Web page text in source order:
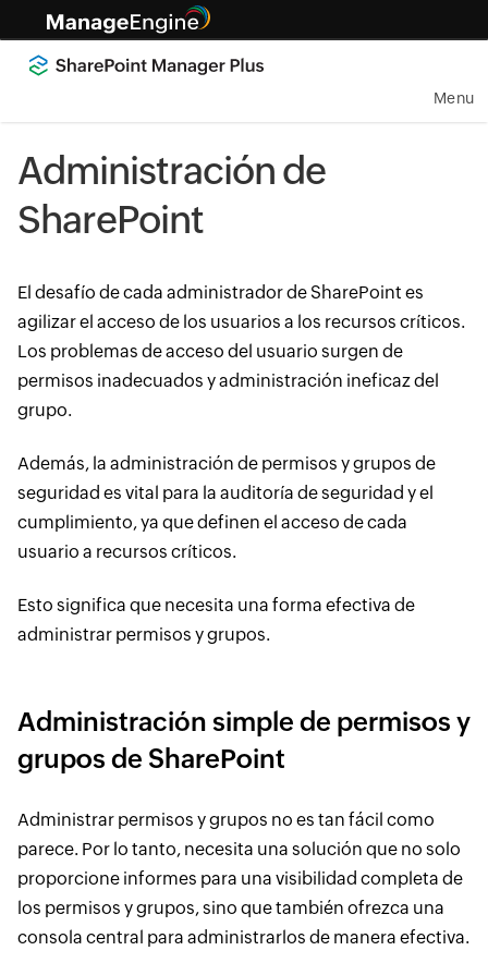
Menu
Administración de
SharePoint
El desafío de cada administrador de SharePoint es
agilizar el acceso de los usuarios a los recursos críticos.
Los problemas de acceso del usuario surgen de
permisos inadecuados y administración ineficaz del
grupo.
Además, la administración de permisos y grupos de
seguridad es vital para la auditoría de seguridad y el
cumplimiento, ya que definen el acceso de cada
usuario a recursos críticos.
Esto significa que necesita una forma efectiva de
administrar permisos y grupos.
Administración simple de permisos y
grupos de SharePoint
Administrar permisos y grupos no es tan fácil como
parece. Por lo tanto, necesita una solución que no solo
proporcione informes para una visibilidad completa de
los permisos y grupos, sino que también ofrezca una
consola central para administrarlos de manera efectiva.